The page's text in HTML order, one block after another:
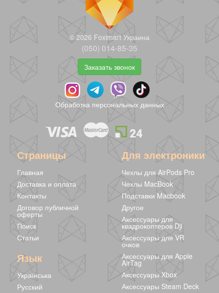
Магнитный
Minecraft 48
блоков - uBlock
1177 грн
Well - Магнитный
конструктор
Minecraft 130
блоков
2589 грн
Waterfall -
конструктор
Minecraft 120
2440 грн
Магнитный
конструктор
Minecraft 120
блоков
2440 грн
Магнитный
конструктор
Minecraft 24 блока
- uBlock
812 грн
Магнитный
конструктор
Minecraft 70
блоков
1620 грн
© 2026 Foximart Украина
(050) 014-85-35
Заказать звонок
Обработка персональных данных
Страницы
Главная
Доставка и оплата
Контакты
Договор публичной
оферты
Поиск
Статьи
Язык
Українська
Русский
Для электроники
Чехлы для AirPods Pro
Чехлы MacBook
Подставки Macbook
Другое
Аксессуары для
квадрокоптеров Dji
Аксессуары для VR
очков
Аксессуары для Apple
AirTag
Аксессуары Xbox
Аксессуары Steam Deck